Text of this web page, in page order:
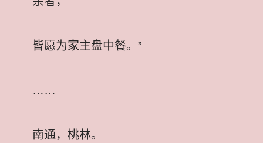
皆愿为家主盘中餐。”
……
南通，桃林。